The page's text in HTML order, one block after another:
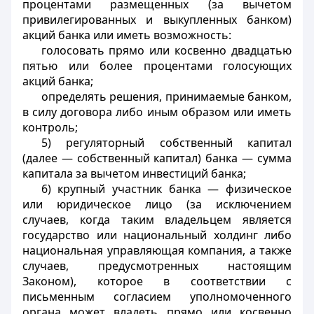
процентами размещенных (за вычетом
привилегированных и выкупленных банком)
акций банка или иметь возможность:
голосовать прямо или косвенно двадцатью
пятью или более процентами голосующих
акций банка;
определять решения, принимаемые банком,
в силу договора либо иным образом или иметь
контроль;
5) регуляторный собственный капитал
(далее — собственный капитал) банка — сумма
капитала за вычетом инвестиций банка;
6) крупный участник банка — физическое
или юридическое лицо (за исключением
случаев, когда таким владельцем является
государство или национальный холдинг либо
национальная управляющая компания, а также
случаев, предусмотренных настоящим
Законом), которое в соответствии с
письменным согласием уполномоченного